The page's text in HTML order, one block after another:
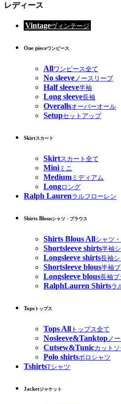
レディース
Vintageヴィンテージ
One pieceワンピース
Allワンピース全て
No sleeveノースリーブ
Half sleeve半袖
Long sleeve長袖
Overallsオーバーオール
Setupセットアップ
Skirtスカート
Skirtスカート全て
Miniミニ
Medium ミディアム
Longロング
Ralph Laurenラルフローレン
Shirts Blousシャツ・ブラウス
Shirts Blous Allシャツ
Shortsleeve shirts半袖
Longsleeve shirts長袖
Shortsleeve blous半袖
Longsleeve blous長袖ブ
RalphLauren Shirtsラ
Tops トップス
Tops All トップス全て
Nosleeve&Tanktop ノ
Cutsew&Tunicカット
Polo shirtsポロシャツ
TshirtsTシャツ
Jacketジャケット